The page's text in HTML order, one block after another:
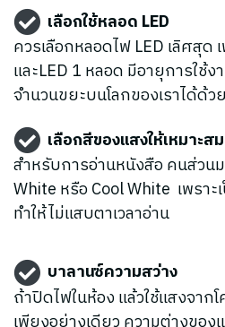
เลือกใช้หลอด LED
ควรเลือกหลอดไฟ LED เลิศสุด
และLED 1 หลอด มีอายุการใช้
จำนวนขยะบนโลกของเราได้ด้วย
เลือกสีของแสงให้เหมาะสม
สำหรับการอ่านหนังสือ คนส่วน
White หรือ Cool White เพราะ
ทำให้ไม่แสบตาเวลาอ่าน
บาลานซ์ความสว่าง
ถ้าปิดไฟในห้อง แล้วใช้แสงจาก